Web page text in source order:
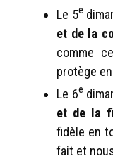
Le 5e
et de la
comme
protège
Le 6e
et de la
fidèle en
fait et